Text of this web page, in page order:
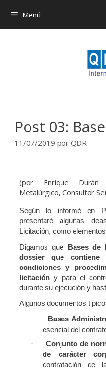
Menú
Post 03:
11/07/2019 por QDR
(por Enrique Durán
Metalúrgico, Consultor
Según lo informé en
presentaré algunas
Licitación, como
Digamos que Bases de
dossier que contiene
condiciones y
licitacióny para el
durante su ejecución y
Algunos documentos
· Bases
esencial del
·
Conjunto de
de carácter
contratación de